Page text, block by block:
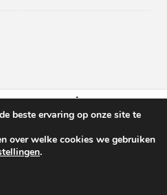
LINKEDIN
OVER ONS CONTACT
beste ervaring op onze site te
over welke cookies we gebruiken
.